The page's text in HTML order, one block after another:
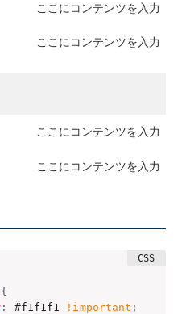
ここにコンテンツを入力
ここにコンテンツを入力
ここにコンテンツを入力
ここにコンテンツを入力
{
: #f1f1f1 !important ;